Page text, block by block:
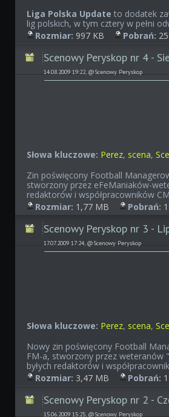
Liga Polska Update to dodatek
lig polskich, w tym cztery w pełni
Rozmiar: 997 KB Pobrań:
Scenowy Peryskop nr 4 -
14.08.2009 19:22, @Scenowy Peryskop
Słowa kluczowe: Perez, scena,
Zin poświęcony Football
stworzony przez eFeManiaków-
redaktorów i współpracowników
Rozmiar: 1,77 MB Pobrań:
Scenowy Peryskop nr 3 -
17.07.2009 17:24, @Scenowy Peryskop
Słowa kluczowe: Perez, scena,
Nowy zin poświęcony Football
FM-a, stworzony przez weteranów
byłych redaktorów i
Rozmiar: 3,47 MB Pobrań:
Scenowy Peryskop nr 2 -
15.06.2009 15:25, @Scenowy Peryskop